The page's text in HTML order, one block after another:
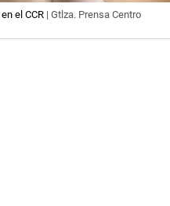
el CCR | Gtlza. Prensa Centro